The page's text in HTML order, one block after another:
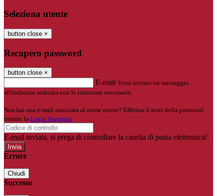
Seleziona utente
button close ×
Recupero password
button close ×
E-mail Verrà inviato un messaggio
all'indirizzo indicato con le istruzioni necessarie.
Non hai una e-mail associata al nome utente? Effettua il reset della password
tramite la Login Spaggiari
E-mail inviata, si prega di controllare la casella di posta elettronica!
Errore
Chiudi
Successo